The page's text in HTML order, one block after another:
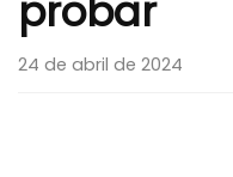
probar
24 de abril de 2024